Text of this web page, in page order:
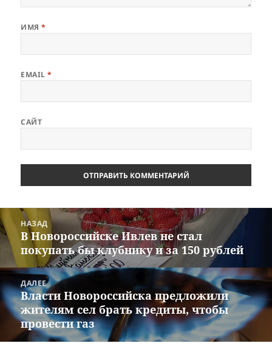
ИМЯ*
EMAIL*
САЙТ
Навигация
по
записям
НАЗАД
Предыдущая
запись:
В Новороссийске Ивлев не стал
покупать бы клубнику и за 150 рублей
ДАЛЕЕ
Следующая
запись:
Власти Новороссийска предложили
жителям сел брать кредиты, чтобы
провести газ